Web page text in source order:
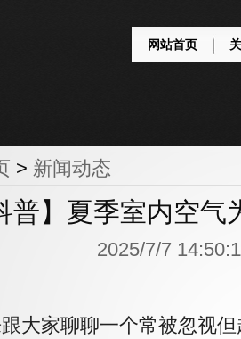
网站首页
> 新闻动态
普】夏季室内空
2025/7/7
大家聊聊一个常被忽视